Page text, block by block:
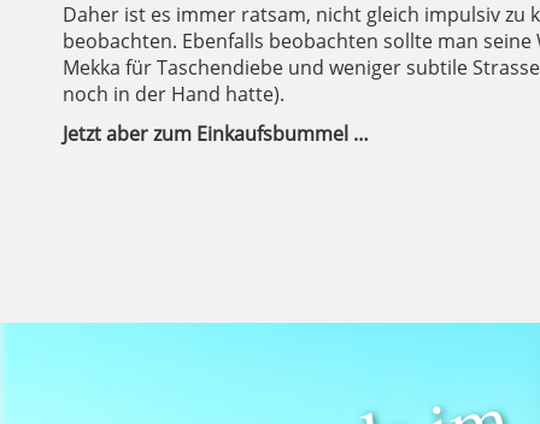
Daher ist es immer ratsam, nicht gleich impulsiv zu
beobachten. Ebenfalls beobachten sollte man
Mekka für Taschendiebe und weniger subtile
noch in der Hand hatte).
Jetzt aber zum Einkaufsbummel …